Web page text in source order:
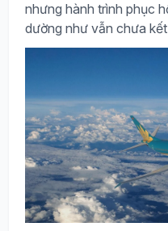
nhưng hành trình phục
dường như vẫn chưa